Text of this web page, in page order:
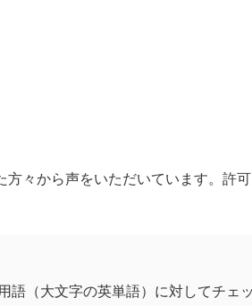
々から声をいただいています。許
語（大文字の英単語）に対してチェ